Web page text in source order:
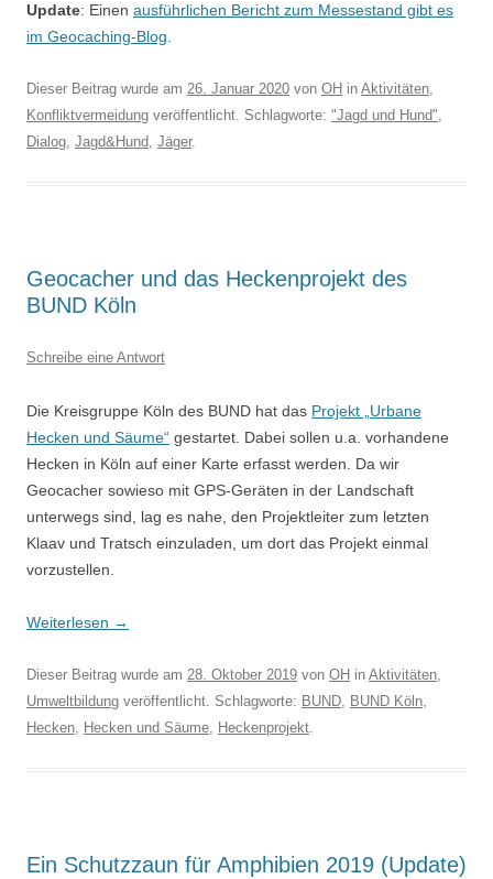
Update: Einen ausführlichen Bericht zum Messestand gibt es
im Geocaching-Blog.
Dieser Beitrag wurde am 26. Januar 2020 von OH in Aktivitäten,
Konfliktvermeidung veröffentlicht. Schlagworte: "Jagd und Hund",
Dialog, Jagd&Hund, Jäger.
Geocacher und das Heckenprojekt des
BUND Köln
Schreibe eine Antwort
Die Kreisgruppe Köln des BUND hat das Projekt „Urbane
Hecken und Säume“ gestartet. Dabei sollen u.a. vorhandene
Hecken in Köln auf einer Karte erfasst werden. Da wir
Geocacher sowieso mit GPS-Geräten in der Landschaft
unterwegs sind, lag es nahe, den Projektleiter zum letzten
Klaav und Tratsch einzuladen, um dort das Projekt einmal
vorzustellen.
Weiterlesen →
Dieser Beitrag wurde am 28. Oktober 2019 von OH in Aktivitäten,
Umweltbildung veröffentlicht. Schlagworte: BUND, BUND Köln,
Hecken, Hecken und Säume, Heckenprojekt.
Ein Schutzzaun für Amphibien 2019 (Update)